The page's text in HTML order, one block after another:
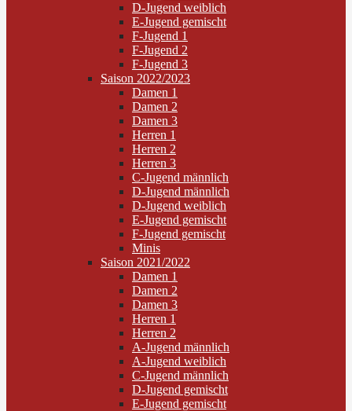
D-Jugend weiblich
E-Jugend gemischt
F-Jugend 1
F-Jugend 2
F-Jugend 3
Saison 2022/2023
Damen 1
Damen 2
Damen 3
Herren 1
Herren 2
Herren 3
C-Jugend männlich
D-Jugend männlich
D-Jugend weiblich
E-Jugend gemischt
F-Jugend gemischt
Minis
Saison 2021/2022
Damen 1
Damen 2
Damen 3
Herren 1
Herren 2
A-Jugend männlich
A-Jugend weiblich
C-Jugend männlich
D-Jugend gemischt
E-Jugend gemischt